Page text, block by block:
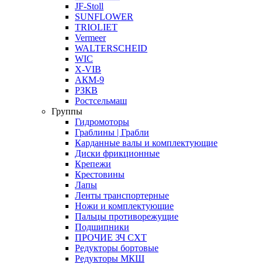
JF-Stoll
SUNFLOWER
TRIOLIET
Vermeer
WALTERSCHEID
WIC
X-VIB
АКМ-9
РЗКВ
Ростсельмаш
Группы
Гидромоторы
Граблины | Грабли
Карданные валы и комплектующие
Диски фрикционные
Крепежи
Крестовины
Лапы
Ленты транспортерные
Ножи и комплектующие
Пальцы противорежущие
Подшипники
ПРОЧИЕ ЗЧ СХТ
Редукторы бортовые
Редукторы МКШ